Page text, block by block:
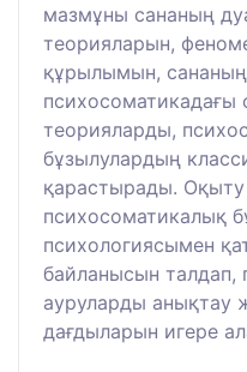
мазмұны сананың
теорияларын,
құрылымын,
психосоматикадағы
теорияларды,
бұзылулардың
қарастырады. Оқыту
психосоматикалық
психологиясымен
байланысын талдап,
ауруларды анықтау
дағдыларын игере